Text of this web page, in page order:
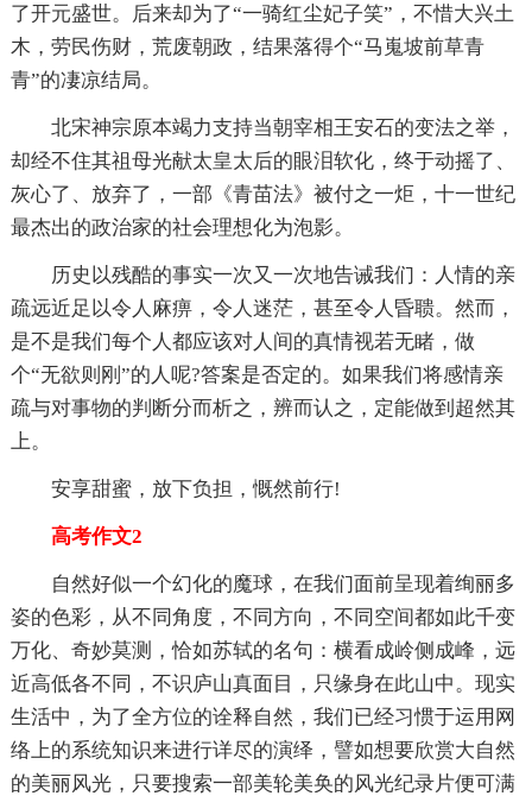
了开元盛世。后来却为了“一骑红尘妃子笑”，不惜大兴土
木，劳民伤财，荒废朝政，结果落得个“马嵬坡前草青
青”的凄凉结局。
北宋神宗原本竭力支持当朝宰相王安石的变法之举，
却经不住其祖母光献太皇太后的眼泪软化，终于动摇了、
灰心了、放弃了，一部《青苗法》被付之一炬，十一世纪
最杰出的政治家的社会理想化为泡影。
历史以残酷的事实一次又一次地告诫我们：人情的亲
疏远近足以令人麻痹，令人迷茫，甚至令人昏聩。然而，
是不是我们每个人都应该对人间的真情视若无睹，做
个“无欲则刚”的人呢?答案是否定的。如果我们将感情亲
疏与对事物的判断分而析之，辨而认之，定能做到超然其
上。
安享甜蜜，放下负担，慨然前行!
高考作文2
自然好似一个幻化的魔球，在我们面前呈现着绚丽多
姿的色彩，从不同角度，不同方向，不同空间都如此千变
万化、奇妙莫测，恰如苏轼的名句：横看成岭侧成峰，远
近高低各不同，不识庐山真面目，只缘身在此山中。现实
生活中，为了全方位的诠释自然，我们已经习惯于运用网
络上的系统知识来进行详尽的演绎，譬如想要欣赏大自然
的美丽风光，只要搜索一部美轮美奂的风光纪录片便可满